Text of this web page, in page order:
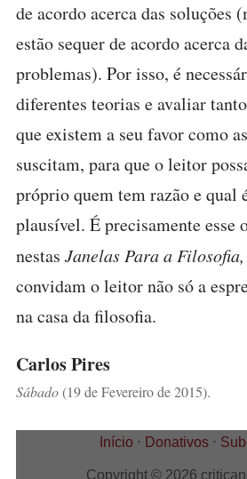
de acordo acerca das soluções
estão sequer de acordo acerca
problemas). Por isso, é
diferentes teorias e avaliar
que existem a seu favor como
suscitam, para que o leitor
próprio quem tem razão e qual
plausível. É precisamente esse
nestas Janelas Para a Filosofia,
convidam o leitor não só a
na casa da filosofia.
Carlos Pires
Sábado(19 de Fevereiro de 2015).
Início ⋅ Donativos ⋅
Copyright © 2026